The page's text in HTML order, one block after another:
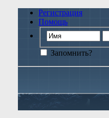
Регистрация
Помощь
Запомнить?